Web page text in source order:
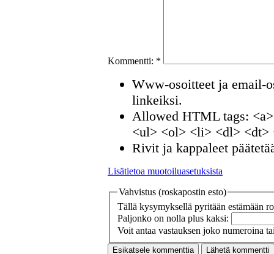
Kommentti: *
Www-osoitteet ja email-
linkeiksi.
Allowed HTML tags:
<ul> <ol> <li> <dl> <dt>
Rivit ja kappaleet
Lisätietoa muotoiluasetuksista
Vahvistus (roskapostin esto)
Tällä kysymyksellä pyritään estämään
Paljonko on nolla plus kaksi:
Voit antaa vastauksen joko numeroina